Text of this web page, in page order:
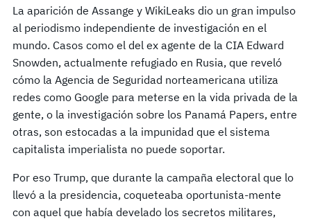
La aparición de Assange y WikiLeaks dio un gran impulso
al periodismo independiente de investigación en el
mundo. Casos como el del ex agente de la CIA Edward
Snowden, actualmente refugiado en Rusia, que reveló
cómo la Agencia de Seguridad norteamericana utiliza
redes como Google para meterse en la vida privada de la
gente, o la investigación sobre los Panamá Papers, entre
otras, son estocadas a la impunidad que el sistema
capitalista imperialista no puede soportar.
Por eso Trump, que durante la campaña electoral que lo
llevó a la presidencia, coqueteaba oportunista-mente
con aquel que había develado los secretos militares,